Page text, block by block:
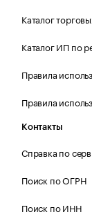
Каталог
Каталог ИП по
Правила
Правила
Контакты
Справка по
Поиск по ОГРН
Поиск по ИНН